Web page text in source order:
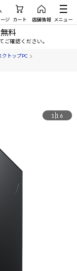
ジ カート 店舗情報 メニュー
料
ご確認ください。
クトップPC
1 16